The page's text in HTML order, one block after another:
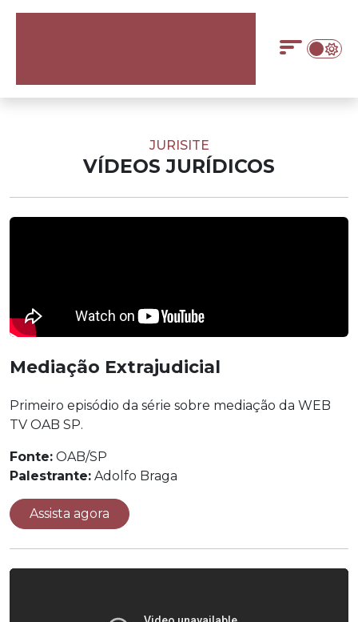
JURISITE
VÍDEOS JURÍDICOS
Mediação Extrajudicial
Primeiro episódio da série sobre mediação da WEB
TV OAB SP.
Fonte: OAB/SP
Palestrante: Adolfo Braga
Assista agora